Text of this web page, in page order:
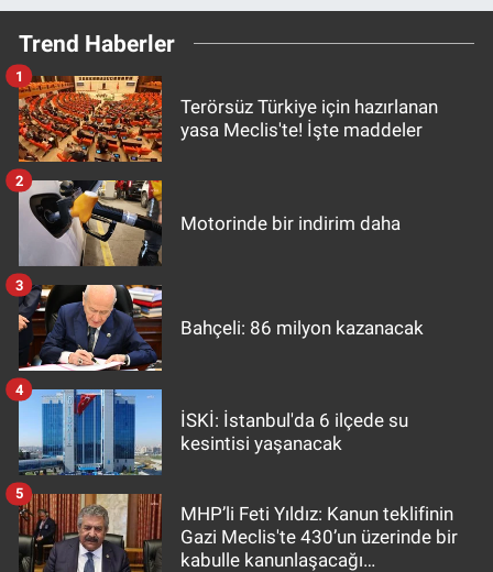
Trend Haberler
Terörsüz Türkiye için hazırlanan
yasa Meclis'te! İşte maddeler
1
Motorinde bir indirim daha
2
Bahçeli: 86 milyon kazanacak
3
İSKİ: İstanbul'da 6 ilçede su
kesintisi yaşanacak
4
MHP’li Feti Yıldız: Kanun teklifinin
Gazi Meclis'te 430’un üzerinde bir
kabulle kanunlaşacağı
5